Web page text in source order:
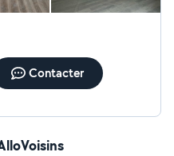
Contacter